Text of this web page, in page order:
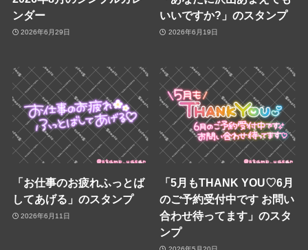
ンダー
2026年6月29日
いいですか?」のスタンプ
2026年6月19日
「お仕事のお疲れふっとば
してあげる」のスタンプ
2026年6月11日
「5月もTHANK YOU♡6月
のご予約受付中です お問い
合わせ待ってます」のスタ
ンプ